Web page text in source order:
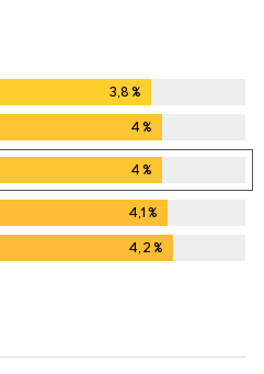
3,8%
4%
4%
4,1%
4,2%